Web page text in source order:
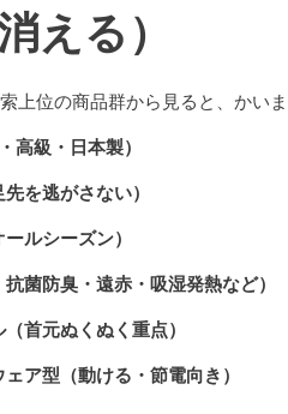
える）
上位の商品群から見ると、かい
高級・日本製）
を逃がさない）
ルシーズン）
菌防臭・遠赤・吸湿発熱など）
首元ぬくぬく重点）
ア型（動ける・節電向き）